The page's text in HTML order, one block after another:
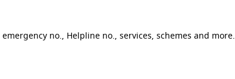
no., Helpline no., services, schemes and more.